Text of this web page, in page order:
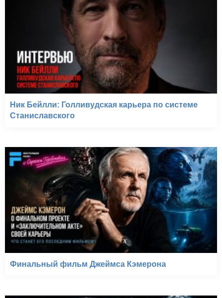
Ник Бейлли: Голливудская карьера по системе
Станиславского
Финальный фильм Джеймса Кэмерона